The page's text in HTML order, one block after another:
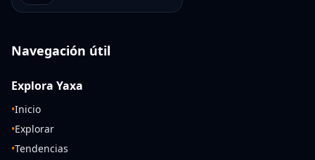
Navegación útil
Explora Yaxa
•Inicio
•Explorar
•Tendencias